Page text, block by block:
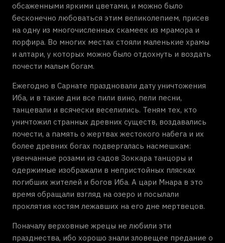
обсаженными яркими цветами, и можно было
бесконечно любоваться этим великолепием, присев
на одну из многочисленных скамеек из мрамора и
порфира. Во многих местах стояли маленькие храмы
и алтари, у которых можно было отдохнуть и воздать
почести малым богам.
Ежегодно в Сарнате праздновали дату уничтожения
Иба, и в такие дни все пили вино, пели песни,
танцевали и всячески веселились. Теням тех, кто
уничтожил странных древних существ, воздавались
почести, а память о жертвах жестокого набега и их
более древних богах подвергалась насмешкам:
увенчанные розами из садов Зоккара танцоры и
одержимые изображали в непристойных плясках
погибших жителей и богов Иба. А цари Мнара в это
время обращали взгляд на озеро и посылали
проклятия костям лежавших на его дне мертвецов.
Поначалу верховные жрецы не любили эти
празднества, ибо хорошо знали зловещее предание о